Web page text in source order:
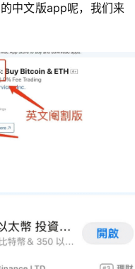
中文版app呢，我们来